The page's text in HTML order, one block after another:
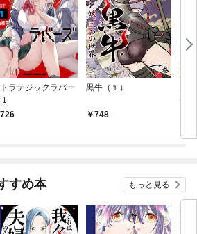
ラテジックラバー
1
726
黒牛（１）
748
炎
ま
すめ本 もっと見る